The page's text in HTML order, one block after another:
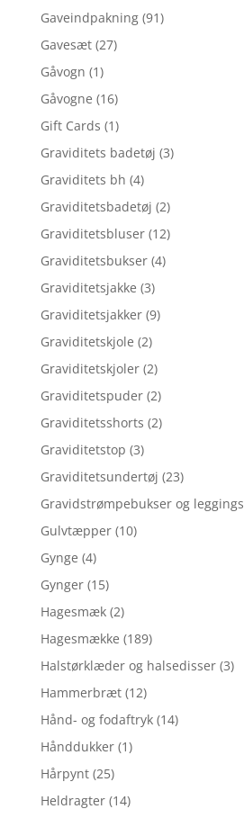
Gaveindpakning (91)
Gavesæt (27)
Gåvogn (1)
Gåvogne (16)
Gift Cards (1)
Graviditets badetøj (3)
Graviditets bh (4)
Graviditetsbadetøj (2)
Graviditetsbluser (12)
Graviditetsbukser (4)
Graviditetsjakke (3)
Graviditetsjakker (9)
Graviditetskjole (2)
Graviditetskjoler (2)
Graviditetspuder (2)
Graviditetsshorts (2)
Graviditetstop (3)
Graviditetsundertøj (23)
Gravidstrømpebukser og leggings
Gulvtæpper (10)
Gynge (4)
Gynger (15)
Hagesmæk (2)
Hagesmække (189)
Halstørklæder og halsedisser (3)
Hammerbræt (12)
Hånd- og fodaftryk (14)
Hånddukker (1)
Hårpynt (25)
Heldragter (14)